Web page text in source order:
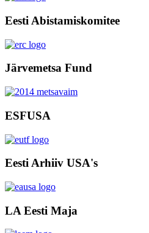
Eesti Abistamiskomitee
Järvemetsa Fund
ESFUSA
Eesti Arhiiv USA's
LA Eesti Maja